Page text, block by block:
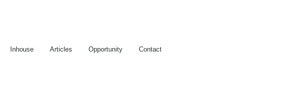
Inhouse Articles Opportunity Contact